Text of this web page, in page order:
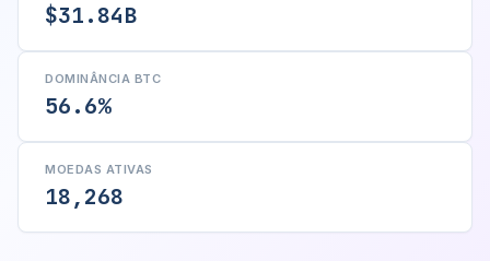
$31.84B
DOMINÂNCIA BTC
56.6%
MOEDAS ATIVAS
18,268